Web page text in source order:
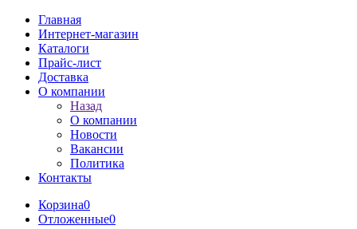
Главная
Интернет-магазин
Каталоги
Прайс-лист
Доставка
О компании
Назад
О компании
Новости
Вакансии
Политика
Контакты
Корзина0
Отложенные0